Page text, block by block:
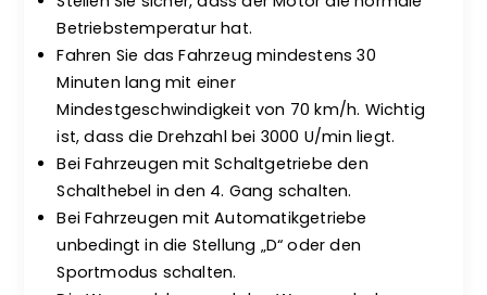
Betriebstemperatur hat.
Fahren Sie das Fahrzeug mindestens 30
Minuten lang mit einer
Mindestgeschwindigkeit von 70 km/h. Wichtig
ist, dass die Drehzahl bei 3000 U/min liegt.
Bei Fahrzeugen mit Schaltgetriebe den
Schalthebel in den 4. Gang schalten.
Bei Fahrzeugen mit Automatikgetriebe
unbedingt in die Stellung „D“ oder den
Sportmodus schalten.